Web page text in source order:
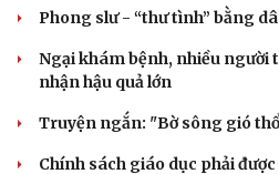
Phong slư - “thư tình” bằng
Ngại khám bệnh, nhiều người
nhận hậu quả lớn
Truyện ngắn: "Bờ sông gió
Chính sách giáo dục phải